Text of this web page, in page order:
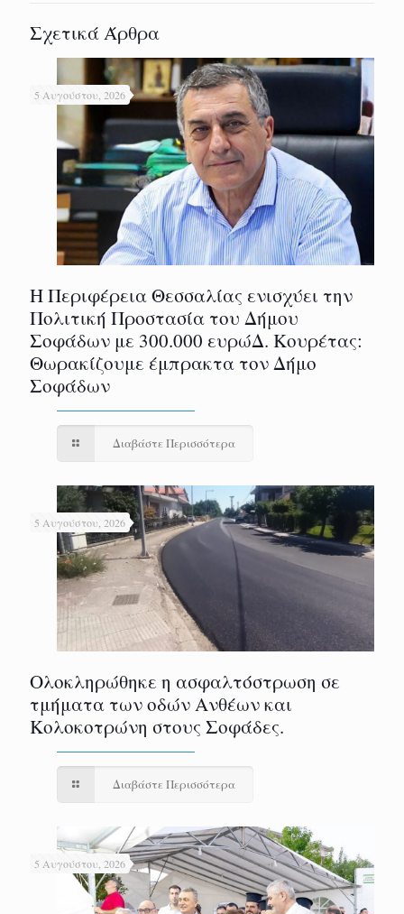
Σχετικά Άρθρα
5 Αυγούστου, 2026
Η Περιφέρεια Θεσσαλίας ενισχύει την
Πολιτική Προστασία του Δήμου
Σοφάδων με 300.000 ευρώΔ. Κουρέτας:
Θωρακίζουμε έμπρακτα τον Δήμο
Σοφάδων
Διαβάστε Περισσότερα
5 Αυγούστου, 2026
Ολοκληρώθηκε η ασφαλτόστρωση σε
τμήματα των οδών Ανθέων και
Κολοκοτρώνη στους Σοφάδες.
Διαβάστε Περισσότερα
5 Αυγούστου, 2026